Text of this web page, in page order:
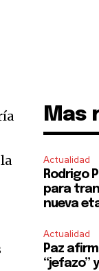
Mas
Actualidad
Rodrigo
para
nueva
Actualidad
Paz
“jefazo”